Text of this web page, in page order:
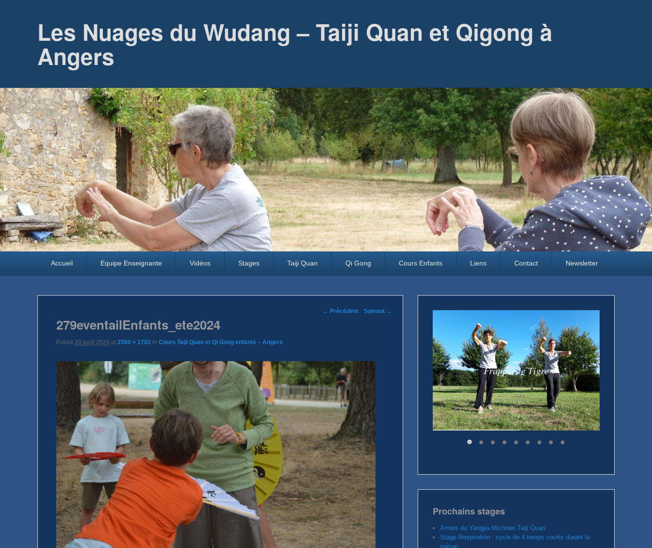
Les Nuages du Wudang – Taiji Quan et Qigong à
Angers
Accueil Equipe Enseignante Vidéos Stages Taiji Quan Qi Gong Cours Enfants Liens Contact Newsletter
Parcourir les 'images
← Précédent Suivant →
279eventailEnfants_ete2024
Publié 20 août 2024 at 2560 × 1702 in Cours Taiji Quan et Qi Gong enfants – Angers
Frapper le Tigre
Prochains stages
Armes du Yangjia Michuan Taiji Quan
Stage Respiration : cycle de 4 temps courts durant la
saison